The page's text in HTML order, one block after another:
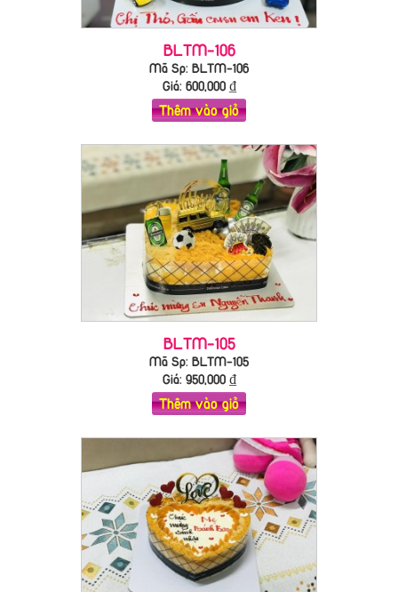
BLTM-106
Mã Sp: BLTM-106
Giá: 600,000₫
Thêm vào giỏ
BLTM-105
Mã Sp: BLTM-105
Giá: 950,000₫
Thêm vào giỏ